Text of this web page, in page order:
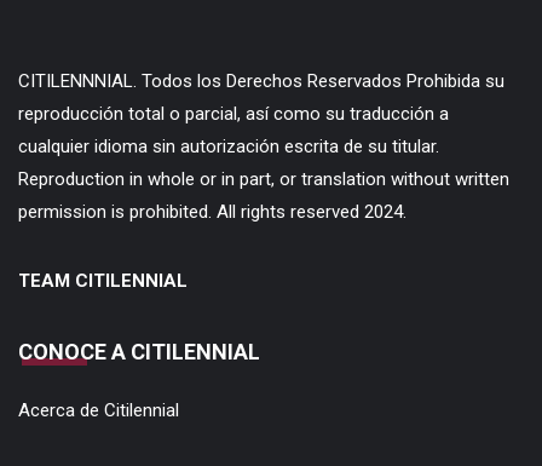
CITILENNNIAL. Todos los Derechos Reservados Prohibida su
reproducción total o parcial, así como su traducción a
cualquier idioma sin autorización escrita de su titular.
Reproduction in whole or in part, or translation without written
permission is prohibited. All rights reserved 2024.
TEAM CITILENNIAL
CONOCE A CITILENNIAL
Acerca de Citilennial